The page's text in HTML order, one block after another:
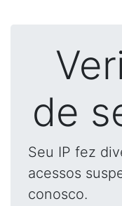
de
Seu IP fez
acessos
conosco.